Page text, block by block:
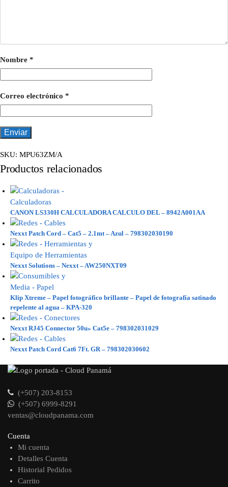
Nombre *
Correo electrónico *
SKU: MPU63ZM/A
Productos relacionados
CANON LS330H CALCULADORA CALCULO DEL – 8942A001AA
Nexxt Patch Cord – Cat5 – 2.1mt – Azul – 798302030190
Nexxt Solutions – Nexxt – AW250NXT09
Klip Xtreme – Papel fotográfico brillante – Papel de fotografía satinado
repelente al agua – KPA-320
Nexxt RJ45 Connector 50u» Cat5e – 798302031029
Nexxt Patch Cord Cat6 7Ft. GR – 798302030602
(+507) 203-8153
(+507) 6999-8291
ventas@cloudpanama.com
Cuenta
Mi cuenta
Detalles Cuenta
Historial Pedidos
Carrito